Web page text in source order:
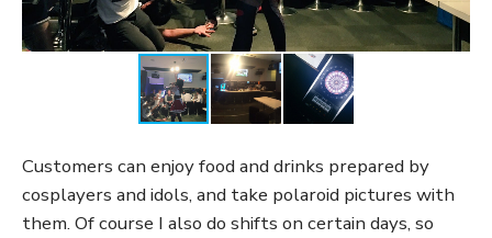
Customers can enjoy food and drinks prepared by
cosplayers and idols, and take polaroid pictures with
them. Of course I also do shifts on certain days, so